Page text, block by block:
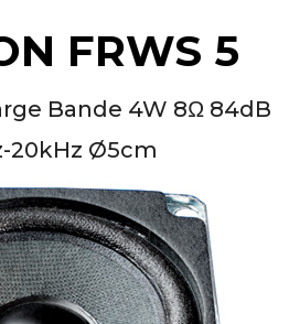
FRWS 5
Bande 4W 8Ω 84dB
20kHz Ø5cm